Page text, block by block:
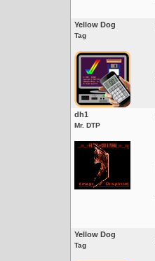
Yellow Dog
Tag
dh1
Mr. DTP
Yellow Dog
Tag